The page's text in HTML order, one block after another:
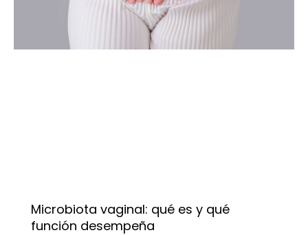
Microbiota vaginal: qué es y qué
función desempeña